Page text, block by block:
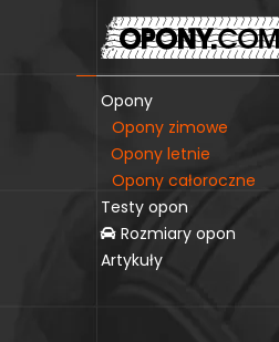
Opony
Opony zimowe
Opony letnie
Opony całoroczne
Testy opon
Rozmiary opon
Artykuły